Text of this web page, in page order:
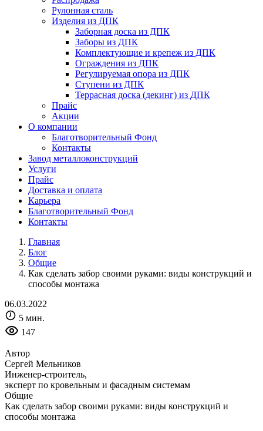
Рулонная сталь
Изделия из ДПК
Заборная доска из ДПК
Заборы из ДПК
Комплектующие и крепеж из ДПК
Ограждения из ДПК
Регулируемая опора из ДПК
Ступени из ДПК
Террасная доска (декинг) из ДПК
Прайс
Акции
О компании
Благотворительный Фонд
Контакты
Завод металлоконструкций
Услуги
Прайс
Доставка и оплата
Карьера
Благотворительный Фонд
Контакты
Главная
Блог
Общие
Как сделать забор своими руками: виды конструкций и
способы монтажа
06.03.2022
5 мин.
147
Автор
Сергей Мельников
Инженер-строитель,
эксперт по кровельным и фасадным системам
Общие
Как сделать забор своими руками: виды конструкций и
способы монтажа